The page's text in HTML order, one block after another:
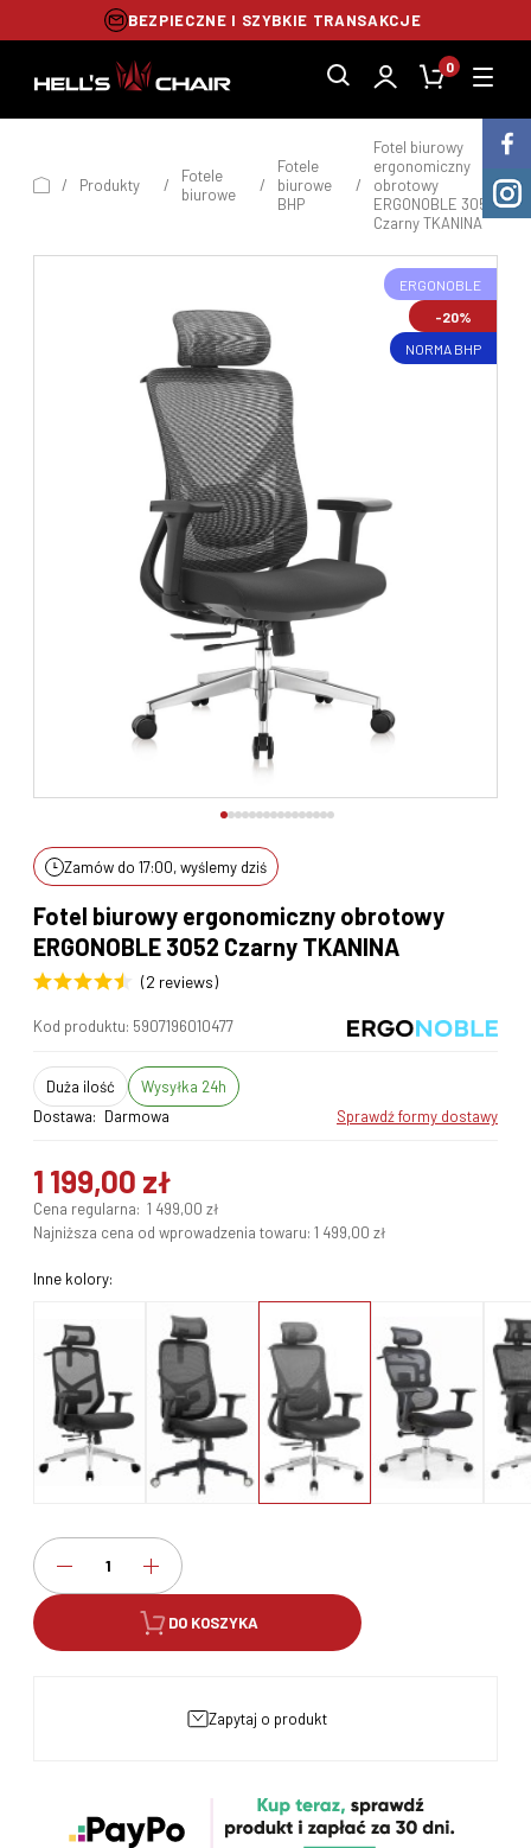
BEZPIECZNE I SZYBKIE TRANSAKCJE
0
/ Produkty /
Fotele
biurowe
/
Fotele
biurowe
BHP
/
Fotel biurowy
ergonomiczny
obrotowy
ERGONOBLE 3052
Czarny TKANINA
-20%
NORMA BHP
ERGONOBLE
Zamów do 17:00, wyślemy dziś
Fotel biurowy ergonomiczny obrotowy
ERGONOBLE 3052 Czarny TKANINA
(2 reviews)
Kod produktu: 5907196010477
duża ilość
Wysyłka 24h
Dostawa:
Darmowa sprawdź formy dostawy
1 199,00 zł
Cena regularna: 1 499,00 zł
Najniższa cena od wprowadzenia towaru: 1 499,00 zł
Inne kolory:
DO KOSZYKA
zapytaj o produkt